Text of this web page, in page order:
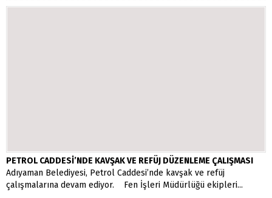
PETROL CADDESİ’NDE KAVŞAK VE REFÜJ DÜZENLEME ÇALIŞMASI
Adıyaman Belediyesi, Petrol Caddesi’nde kavşak ve refüj
çalışmalarına devam ediyor. Fen İşleri Müdürlüğü ekipleri...